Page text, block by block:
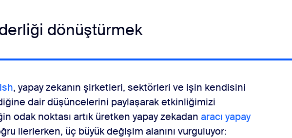
dönüştürmek
, yapay zekanın şirketleri, sektörleri ve işin kendisini
dair düşüncelerini paylaşarak etkinliğimizi
odak noktası artık üretken yapay zekadan aracı yapay
ilerlerken, üç büyük değişim alanını vurguluyor: